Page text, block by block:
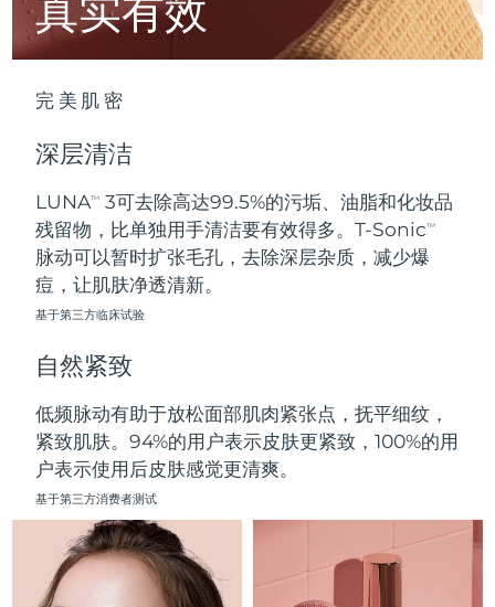
真实有效
完美肌密
深层清洁
LUNATM
3可去除高达99.5%的污垢、油脂和化妆品
残留物，比单独用手清洁要有效得多。T-SonicTM
脉动可以暂时扩张毛孔，去除深层杂质，减少爆
痘，让肌肤净透清新。
基于第三方临床试验
自然紧致
低频脉动有助于放松面部肌肉紧张点，抚平细纹，
紧致肌肤。94%的用户表示皮肤更紧致，100%的用
户表示使用后皮肤感觉更清爽。
基于第三方消费者测试
全部购买
关于我们
泽西岛 预计送达日期14/08/2026
黎巴嫩 预计送达日期10/08/2026
立陶宛
中国澳门特别行政区
马来西亚 预计送达日期12/08/2026
马耳他
墨西哥 13/08/2026
摩纳哥 预计送达日期 10/08/2026